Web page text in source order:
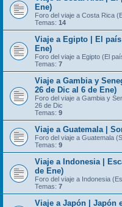
Ene)
Foro del viaje a Costa Rica
Temas: 14
Viaje a Egipto | El
Ene)
Foro del viaje a Egipto (El
Temas: 7
Viaje a Gambia y
26 de Dic al 6 de Ene)
Foro del viaje a Gambia y
26 de Dic
Temas: 9
Viaje a Guatemala |
Foro del viaje a Guatemala
Temas: 9
Viaje a Indonesia |
de Ene)
Foro del viaje a Indonesia
Temas: 7
Viaje a Japón | Japón